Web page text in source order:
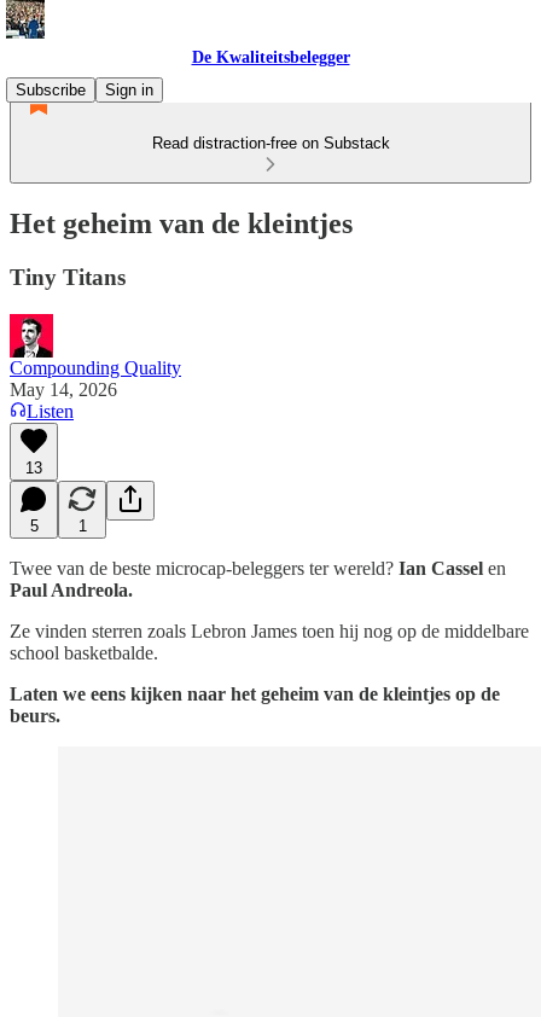
De Kwaliteitsbelegger
Subscribe
Sign in
Read distraction-free on Substack
Het geheim van de kleintjes
Tiny Titans
Compounding Quality
May 14, 2026
Listen
13
5 1
Twee van de beste microcap-beleggers ter wereld? Ian Cassel en
Paul Andreola.
Ze vinden sterren zoals Lebron James toen hij nog op de middelbare
school basketbalde.
Laten we eens kijken naar het geheim van de kleintjes op de
beurs.